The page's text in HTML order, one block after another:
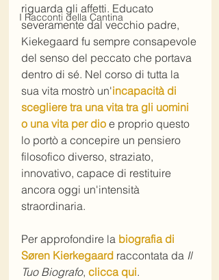
I Racconti della Cantina
riguarda gli affetti. Educato
severamente dal vecchio padre,
Kiekegaard fu sempre consapevole
del senso del peccato che portava
dentro di sé. Nel corso di tutta la
sua vita mostrò un'incapacità di
scegliere tra una vita tra gli uomini
o una vita per dio e proprio questo
lo portò a concepire un pensiero
filosofico diverso, straziato,
innovativo, capace di restituire
ancora oggi un'intensità
straordinaria.
Per approfondire la biografia di
Søren Kierkegaard raccontata da Il
Tuo Biografo, clicca qui.